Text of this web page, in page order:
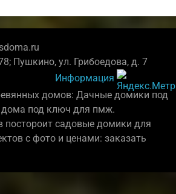
Пушкино, ул. Грибоедова, д. 7
Информация
домов: Дачные домики под
дома под ключ для пмж.
постороит садовые домики для
с фото и ценами: заказать